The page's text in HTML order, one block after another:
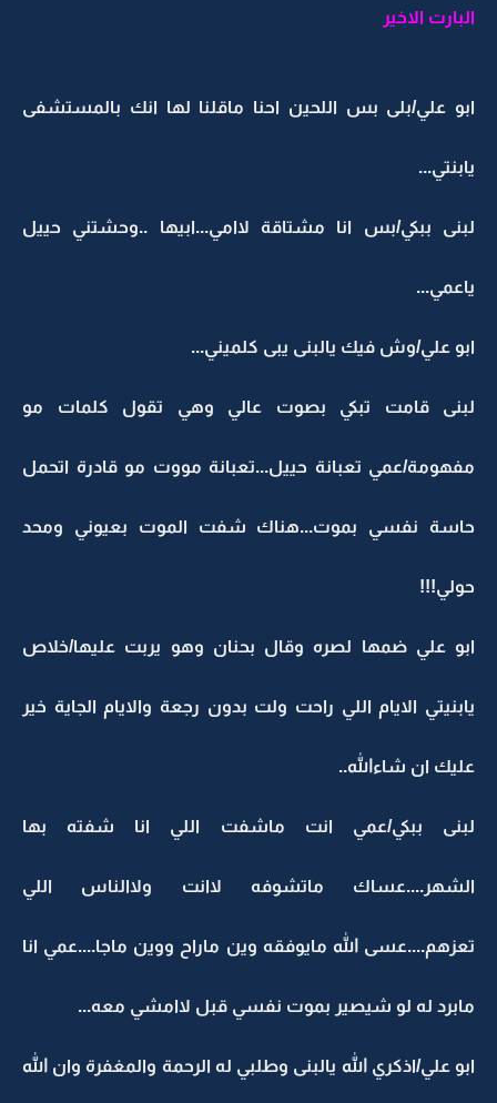
البارت الاخير
ابو علي/بلى بس اللحين احنا ماقلنا لها انك بالمستشفى
يابنتي...
لبنى ببكي/بس انا مشتاقة لاامي...ابيها ..وحشتني حييل
ياعمي...
ابو علي/وش فيك يالبنى يبى كلميني...
لبنى قامت تبكي بصوت عالي وهي تقول كلمات مو
مفهومة/عمي تعبانة حييل...تعبانة مووت مو قادرة اتحمل
حاسة نفسي بموت...هناك شفت الموت بعيوني ومحد
حولي!!!
ابو علي ضمها لصره وقال بحنان وهو يربت عليها/خلاص
يابنيتي الايام اللي راحت ولت بدون رجعة والايام الجاية خير
عليك ان شاءالله..
لبنى ببكي/عمي انت ماشفت اللي انا شفته بها
الشهر....عساك ماتشوفه لاانت ولاالناس اللي
تعزهم....عسى الله مايوفقه وين ماراح ووين ماجا....عمي انا
مابرد له لو شيصير بموت نفسي قبل لاامشي معه...
ابو علي/اذكري الله يالبنى وطلبي له الرحمة والمغفرة وان الله